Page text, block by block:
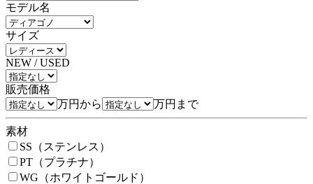
モデル名
サイズ
NEW / USED
販売価格
万円から
万円まで
素材
SS（ステンレス）
PT（プラチナ）
WG（ホワイトゴールド）